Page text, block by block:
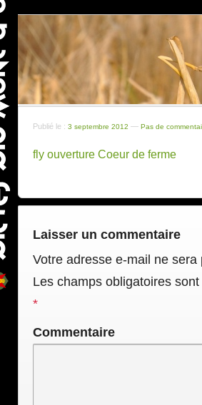
Publié le : 3 septembre 2012 — Pas de
fly ouverture Coeur de ferme
Laisser un commentaire
Votre adresse e-mail ne sera
Les champs obligatoires
*
Commentaire